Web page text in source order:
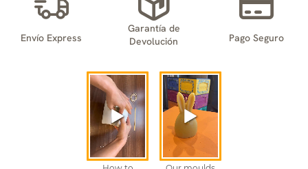
Envío Express
Garantía de
Devolución
Pago Seguro